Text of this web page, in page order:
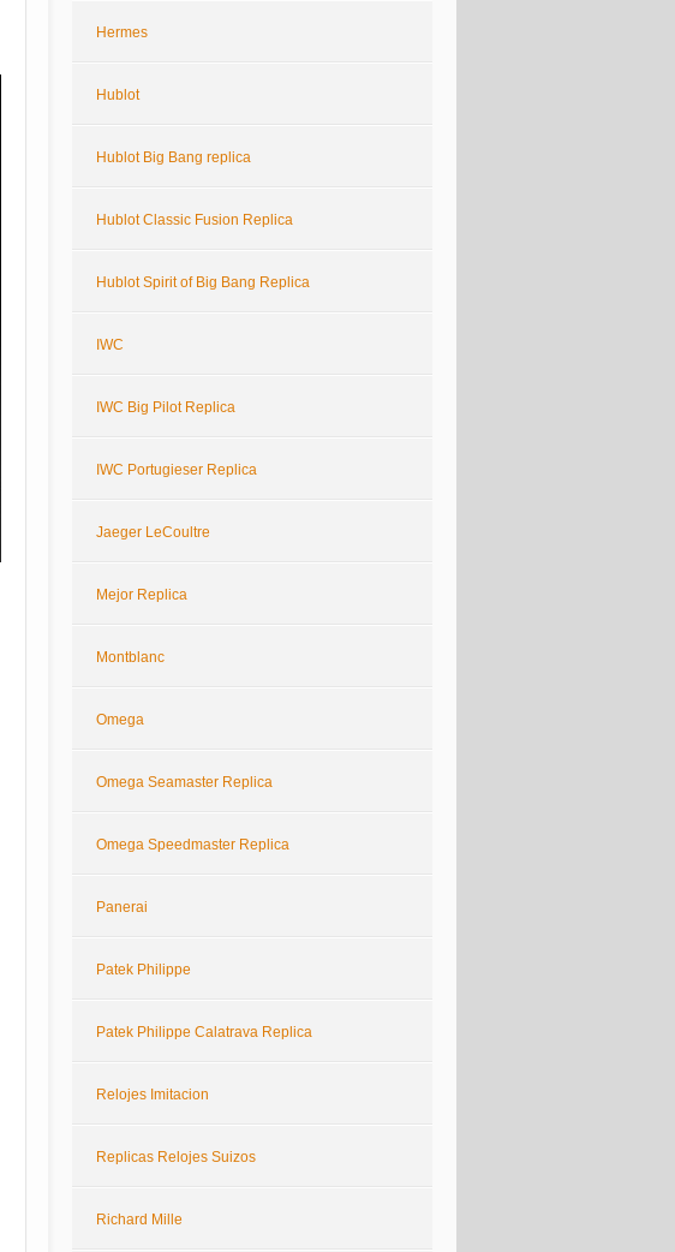
Hermes
Hublot
Hublot Big Bang replica
Hublot Classic Fusion Replica
Hublot Spirit of Big Bang Replica
IWC
IWC Big Pilot Replica
IWC Portugieser Replica
Jaeger LeCoultre
Mejor Replica
Montblanc
Omega
Omega Seamaster Replica
Omega Speedmaster Replica
Panerai
Patek Philippe
Patek Philippe Calatrava Replica
Relojes Imitacion
Replicas Relojes Suizos
Richard Mille